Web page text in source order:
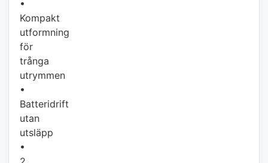
•
Kompakt
utformning
för
trånga
utrymmen
•
Batteridrift
utan
utsläpp
•